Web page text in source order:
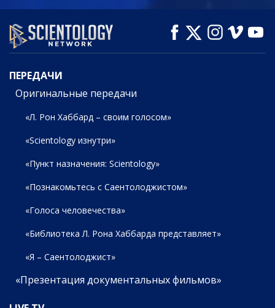
СМОТРЕТЬ СМОТРЕТЬ
СМОТРЕТЬ
ПЕРЕДАЧИ
ПЕРЕДАЧИ
Оригинальные передачи
«Л. Рон Хаббард – своим голосом»
«Scientology изнутри»
«Пункт назначения: Scientology»
«Познакомьтесь с Саентолоджистом»
«Голоса человечества»
«Библиотека Л. Рона Хаббарда представляет»
«Я – Саентолоджист»
«Презентация документальных фильмов»